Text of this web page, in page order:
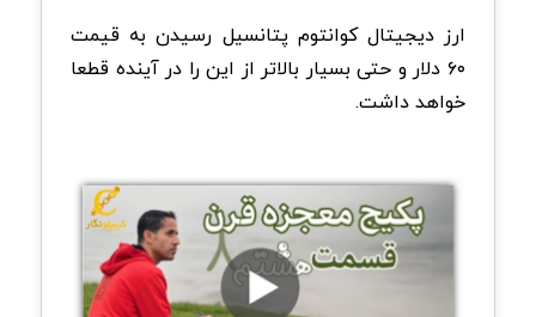
ارز دیجیتال کوانتوم پتانسیل رسیدن به قیمت
۶۰ دلار و حتی بسیار بالاتر از این را در آینده قطعا
خواهد داشت.